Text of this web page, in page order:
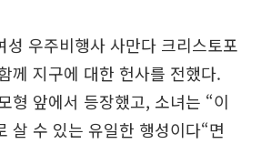
성 우주비행사 사만다 크리스토포
께 지구에 대한 헌사를 전했다.
형 앞에서 등장했고, 소녀는 “이
살 수 있는 유일한 행성이다“면